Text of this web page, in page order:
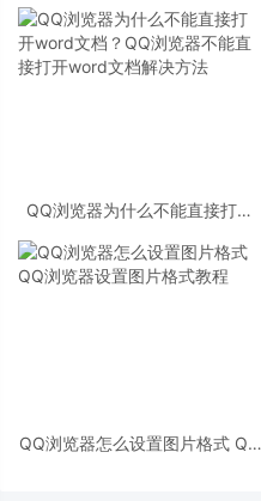
QQ浏览器为什么不能直接打开
打开word文档解决方法
QQ浏览器怎么设置图片格式 QQ